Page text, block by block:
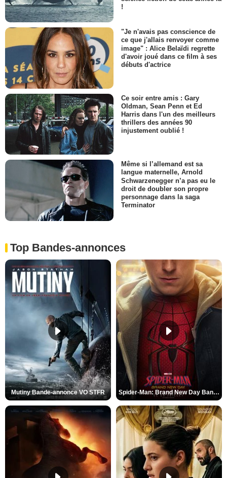
!
"Je n'avais pas conscience de
ce que j'allais renvoyer comme
image" : Alice Belaïdi regrette
d'avoir joué dans ce film à ses
débuts d'actrice
Ce soir entre amis : Gary
Oldman, Sean Penn et Ed
Harris dans l'un des meilleurs
thrillers des années 90
injustement oublié !
Même si l’allemand est sa
langue maternelle, Arnold
Schwarzenegger n’a pas eu le
droit de doubler son propre
personnage dans la saga
Terminator
Top Bandes-annonces
Mutiny Bande-annonce VO STFR Spider-Man: Brand New Day Bande-annonce VO STFR